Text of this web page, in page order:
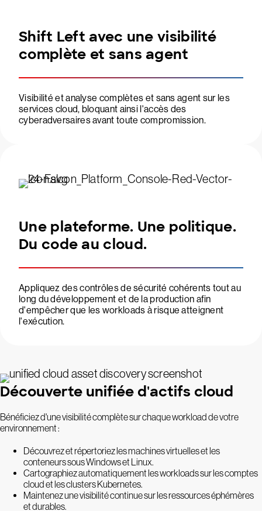
Shift Left avec une visibilité
complète et sans agent
Visibilité et analyse complètes et sans agent sur les
services cloud, bloquant ainsi l'accès des
cyberadversaires avant toute compromission.
Une plateforme. Une politique.
Du code au cloud.
Appliquez des contrôles de sécurité cohérents tout au
long du développement et de la production afin
d'empêcher que les workloads à risque atteignent
l'exécution.
Découverte unifiée d'actifs cloud
Bénéficiez d'une visibilité complète sur chaque workload de votre
environnement :
Découvrez et répertoriez les machines virtuelles et les
conteneurs sous Windows et Linux.
Cartographiez automatiquement les workloads sur les comptes
cloud et les clusters Kubernetes.
Maintenez une visibilité continue sur les ressources éphémères
et durables.